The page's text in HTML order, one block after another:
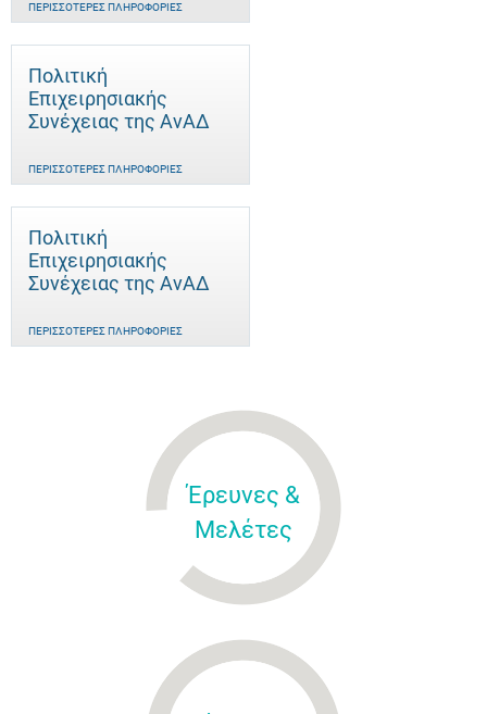
ΠΕΡΙΣΣΌΤΕΡΕΣ ΠΛΗΡΟΦΟΡΊΕΣ
Πολιτική
Επιχειρησιακής
Συνέχειας της ΑνΑΔ
ΠΕΡΙΣΣΌΤΕΡΕΣ ΠΛΗΡΟΦΟΡΊΕΣ
Πολιτική
Επιχειρησιακής
Συνέχειας της ΑνΑΔ
ΠΕΡΙΣΣΌΤΕΡΕΣ ΠΛΗΡΟΦΟΡΊΕΣ
Έρευνες &
Μελέτες